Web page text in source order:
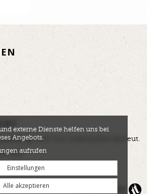
wird von tickettoaster betreut.
280
externe Dienste helfen uns bei
Angebots.
aufrufen
Einstellungen
Alle akzeptieren